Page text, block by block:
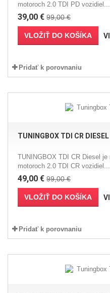
motoroch 2.0 TDI PD vozidiel...
39,00 € 99,00 €
VLOŽIŤ DO KOŠÍKA
Pridať k porovnaniu
TUNINGBOX TDI CR
TUNINGBOX TDI CR Diesel
motoroch 2.0 TDI CR vozidiel...
49,00 € 99,00 €
VLOŽIŤ DO KOŠÍKA
Pridať k porovnaniu